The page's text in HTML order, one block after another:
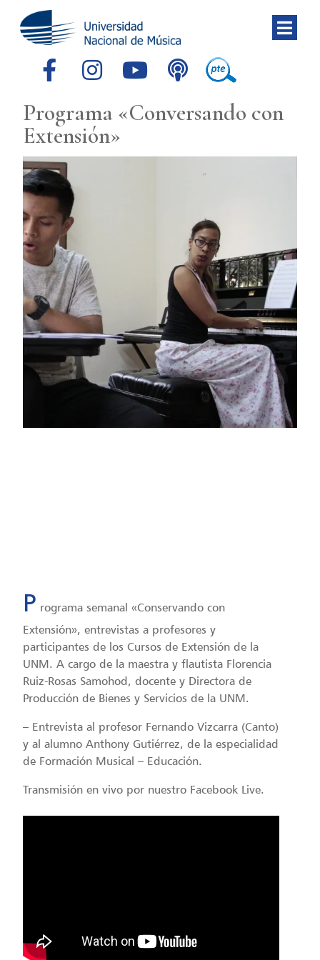
Programa «Conversando con
Extensión»
P rograma semanal «Conservando con
Extensión», entrevistas a profesores y
participantes de los Cursos de Extensión de la
UNM. A cargo de la maestra y flautista Florencia
Ruiz-Rosas Samohod, docente y Directora de
Producción de Bienes y Servicios de la UNM.
– Entrevista al profesor Fernando Vizcarra (Canto)
y al alumno Anthony Gutiérrez, de la especialidad
de Formación Musical – Educación.
Transmisión en vivo por nuestro Facebook Live.